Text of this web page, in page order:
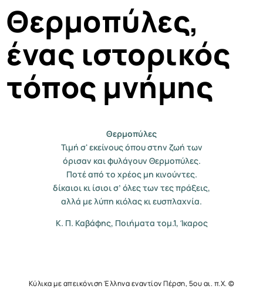
Θερμοπύλες,
ένας ιστορικός
τόπος μνήμης
Θερμοπύλες
Τιμή σ' εκείνους όπου στην ζωή των
όρισαν και φυλάγουν Θερμοπύλες.
Ποτέ από το χρέος μη κινούντες.
δίκαιοι κι ίσιοι σ’ όλες των τες πράξεις,
αλλά με λύπη κιόλας κι ευσπλαχνία.
Κ. Π. Καβάφης, Ποιήματα τομ.1, Ίκαρος
Κύλικα με απεικόνιση Έλληνα εναντίον Πέρση, 5ου αι. π.Χ. ©